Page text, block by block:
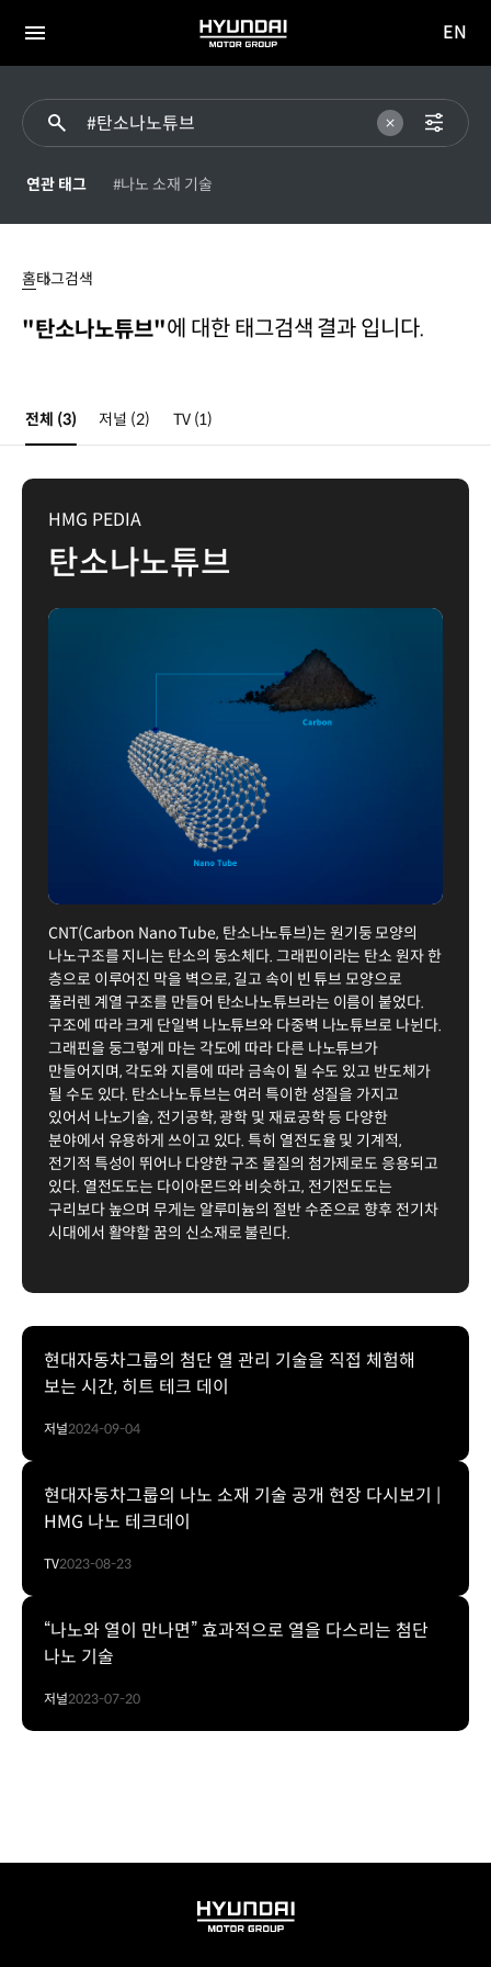
전체
HYUNDAI
MOTOR
이동
EN
연관 태그 #나노 소재 기술
홈태그검색
"탄소나노튜브"에 대한 태그검색 결과 입니다.
전체 (3) 저널 (2) TV (1)
HMG PEDIA
탄소나노튜브
CNT(Carbon Nano Tube, 탄소나노튜브)는 원기둥 모양의
나노구조를 지니는 탄소의 동소체다. 그래핀이라는 탄소 원자 한
층으로 이루어진 막을 벽으로, 길고 속이 빈 튜브 모양으로
풀러렌 계열 구조를 만들어 탄소나노튜브라는 이름이 붙었다.
구조에 따라 크게 단일벽 나노튜브와 다중벽 나노튜브로 나뉜다.
그래핀을 둥그렇게 마는 각도에 따라 다른 나노튜브가
만들어지며, 각도와 지름에 따라 금속이 될 수도 있고 반도체가
될 수도 있다. 탄소나노튜브는 여러 특이한 성질을 가지고
있어서 나노기술, 전기공학, 광학 및 재료공학 등 다양한
분야에서 유용하게 쓰이고 있다. 특히 열전도율 및 기계적,
전기적 특성이 뛰어나 다양한 구조 물질의 첨가제로도 응용되고
있다. 열전도도는 다이아몬드와 비슷하고, 전기전도도는
구리보다 높으며 무게는 알루미늄의 절반 수준으로 향후 전기차
시대에서 활약할 꿈의 신소재로 불린다.
현대자동차그룹의 첨단 열 관리 기술을 직접 체험해
보는 시간, 히트 테크 데이
저널2024-09-04
현대자동차그룹의 나노 소재 기술 공개 현장 다시보기 |
HMG 나노 테크데이
TV2023-08-23
“나노와 열이 만나면” 효과적으로 열을 다스리는 첨단
나노 기술
저널2023-07-20
HYUNDAI